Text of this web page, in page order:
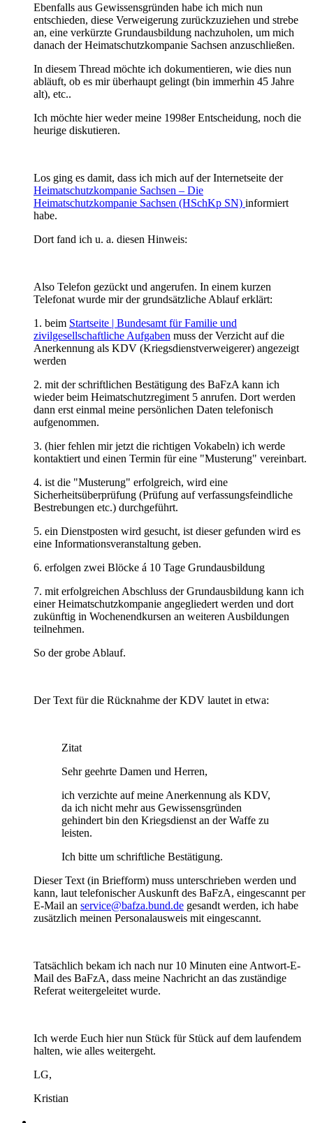
Ebenfalls aus Gewissensgründen habe ich mich nun
entschieden, diese Verweigerung zurückzuziehen und strebe
an, eine verkürzte Grundausbildung nachzuholen, um mich
danach der Heimatschutzkompanie Sachsen anzuschließen.
In diesem Thread möchte ich dokumentieren, wie dies nun
abläuft, ob es mir überhaupt gelingt (bin immerhin 45 Jahre
alt), etc..
Ich möchte hier weder meine 1998er Entscheidung, noch die
heurige diskutieren.
Los ging es damit, dass ich mich auf der Internetseite der
Heimatschutzkompanie Sachsen – Die
Heimatschutzkompanie Sachsen (HSchKp SN) informiert
habe.
Dort fand ich u. a. diesen Hinweis:
Also Telefon gezückt und angerufen. In einem kurzen
Telefonat wurde mir der grundsätzliche Ablauf erklärt:
1. beim Startseite | Bundesamt für Familie und
zivilgesellschaftliche Aufgaben muss der Verzicht auf die
Anerkennung als KDV (Kriegsdienstverweigerer) angezeigt
werden
2. mit der schriftlichen Bestätigung des BaFzA kann ich
wieder beim Heimatschutzregiment 5 anrufen. Dort werden
dann erst einmal meine persönlichen Daten telefonisch
aufgenommen.
3. (hier fehlen mir jetzt die richtigen Vokabeln) ich werde
kontaktiert und einen Termin für eine "Musterung" vereinbart.
4. ist die "Musterung" erfolgreich, wird eine
Sicherheitsüberprüfung (Prüfung auf verfassungsfeindliche
Bestrebungen etc.) durchgeführt.
5. ein Dienstposten wird gesucht, ist dieser gefunden wird es
eine Informationsveranstaltung geben.
6. erfolgen zwei Blöcke á 10 Tage Grundausbildung
7. mit erfolgreichen Abschluss der Grundausbildung kann ich
einer Heimatschutzkompanie angegliedert werden und dort
zukünftig in Wochenendkursen an weiteren Ausbildungen
teilnehmen.
So der grobe Ablauf.
Der Text für die Rücknahme der KDV lautet in etwa:
Zitat
Sehr geehrte Damen und Herren,
ich verzichte auf meine Anerkennung als KDV,
da ich nicht mehr aus Gewissensgründen
gehindert bin den Kriegsdienst an der Waffe zu
leisten.
Ich bitte um schriftliche Bestätigung.
Dieser Text (in Briefform) muss unterschrieben werden und
kann, laut telefonischer Auskunft des BaFzA, eingescannt per
E-Mail an service@bafza.bund.de gesandt werden, ich habe
zusätzlich meinen Personalausweis mit eingescannt.
Tatsächlich bekam ich nach nur 10 Minuten eine Antwort-E-
Mail des BaFzA, dass meine Nachricht an das zuständige
Referat weitergeleitet wurde.
Ich werde Euch hier nun Stück für Stück auf dem laufendem
halten, wie alles weitergeht.
LG,
Kristian